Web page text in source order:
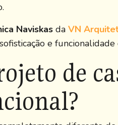
Naviskas da VN
e
de